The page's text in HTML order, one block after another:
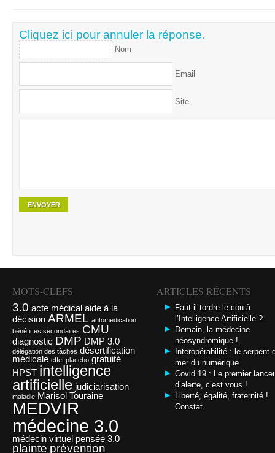
Cliquez ici pour annuler la réponse.
Nom
Email
Site
MOTS-CLEFS
3.0 acte médical aide à la
décision ARMEL automedication
bénéfices secondaires CMU
diagnostic DMP DMP 3.0
délégation des tâches désertification
médicale effet placebo gratuité
HPST intelligence
artificielle judiciarisation
maladie Marisol Touraine
MEDVIR
médecine 3.0
médecin virtuel pensée 3.0
plainte prévention
ARTICLES RÉCENTS
Faut-il tordre le cou à
l’Intelligence Artificielle ?
Demain, la médecine
néosyndromique !
Interopérabilité : le serpent
mer du numérique
Covid 19 : Le premier
d’alerte, c’est vous !
Liberté, égalité, fraternité !
Constat.